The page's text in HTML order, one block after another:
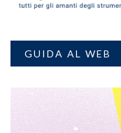
GUIDA AL WEB